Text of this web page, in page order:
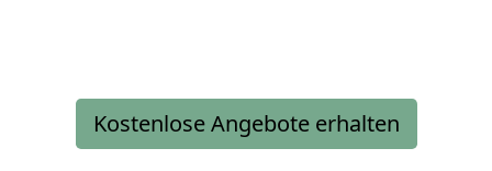
Kostenlose Angebote erhalten